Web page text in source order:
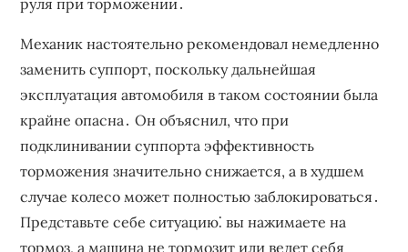
руля при торможении․
Механик настоятельно рекомендовал немедленно
заменить суппорт‚ поскольку дальнейшая
эксплуатация автомобиля в таком состоянии была
крайне опасна․ Он объяснил‚ что при
подклинивании суппорта эффективность
торможения значительно снижается‚ а в худшем
случае колесо может полностью заблокироваться․
Представьте себе ситуацию⁚ вы нажимаете на
тормоз‚ а машина не тормозит или ведет себя